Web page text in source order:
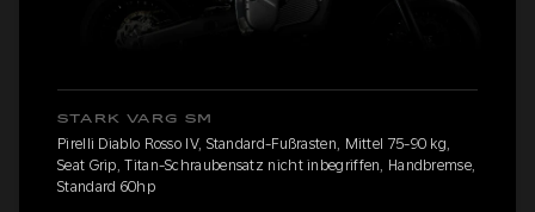
STARK VARG SM
Pirelli Diablo Rosso IV, Standard-Fußrasten, Mittel 75-90 kg,
Seat Grip, Titan-Schraubensatz nicht inbegriffen, Handbremse,
Standard 60hp